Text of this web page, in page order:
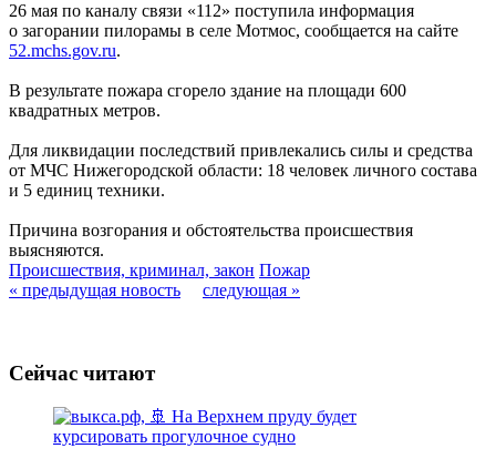
26 мая по каналу связи «112» поступила информация
о загорании пилорамы в селе Мотмос, сообщается на сайте
52.mchs.gov.ru.
В результате пожара сгорело здание на площади 600
квадратных метров.
Для ликвидации последствий привлекались силы и средства
от МЧС Нижегородской области: 18 человек личного состава
и 5 единиц техники.
Причина возгорания и обстоятельства происшествия
выясняются.
Происшествия, криминал, закон Пожар
« предыдущая новость
следующая »
Сейчас читают